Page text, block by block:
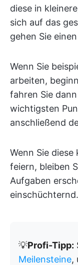
diese in
sich auf das
gehen Sie
Wenn Sie
arbeiten,
fahren Sie
wichtigsten
anschließend
Wenn Sie
feiern, bleiben
Aufgaben
einschüchternd.
💡Profi-Tipp:
Meilensteine,